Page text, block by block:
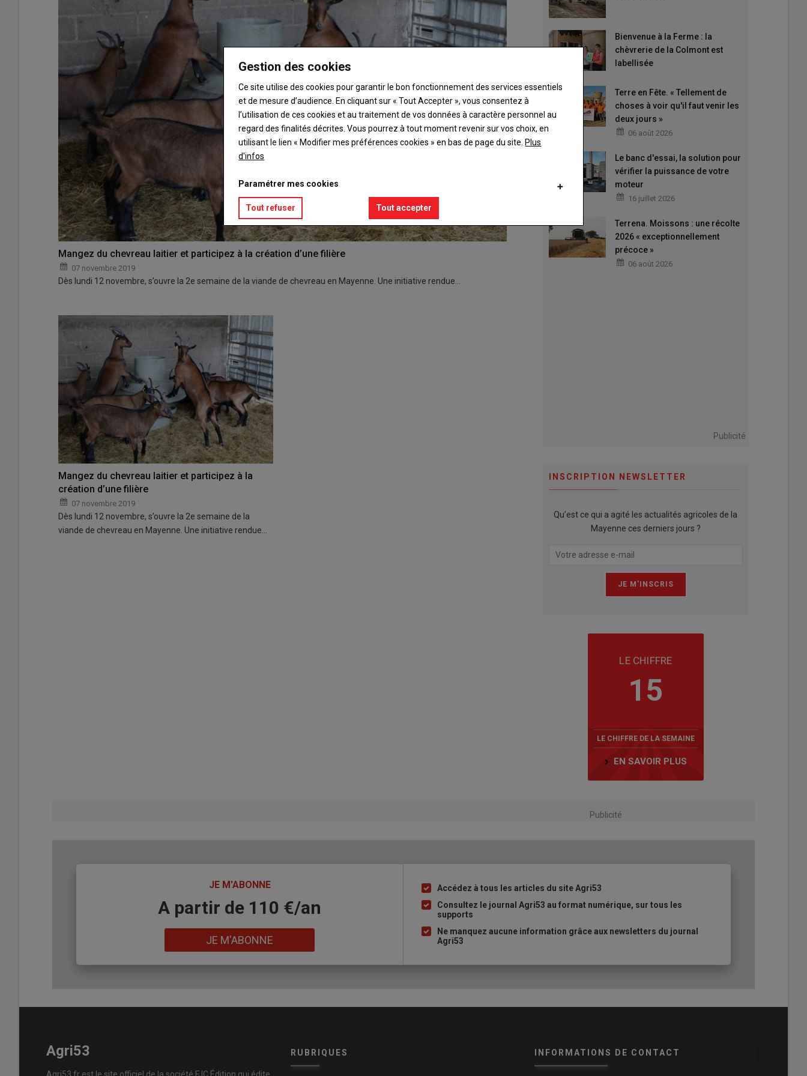
Mangez du chevreau laitier et participez à la création d’une filière
07 novembre 2019
Dès lundi 12 novembre, s’ouvre la 2e semaine de la viande de chevreau en Mayenne. Une initiative rendue…
Mangez du chevreau laitier et participez à la
création d’une filière
07 novembre 2019
Dès lundi 12 novembre, s’ouvre la 2e semaine de la
viande de chevreau en Mayenne. Une initiative rendue…
Bienvenue à la Ferme : la
chèvrerie de la Colmont est
labellisée
Terre en Fête. « Tellement de
choses à voir qu'il faut venir les
deux jours »
06 août 2026
Le banc d'essai, la solution pour
vérifier la puissance de votre
moteur
16 juillet 2026
Terrena. Moissons : une récolte
2026 « exceptionnellement
précoce »
06 août 2026
Publicité
INSCRIPTION NEWSLETTER
Qu’est ce qui a agité les actualités agricoles de la
Mayenne ces derniers jours ?
LE CHIFFRE
15
LE CHIFFRE DE LA SEMAINE
EN SAVOIR PLUS
Publicité
JE M'ABONNE
A partir de 110 €/an
JE M'ABONNE
Liste
à
puce
Accédez à tous les articles du site Agri53
Consultez le journal Agri53 au format numérique, sur tous les
supports
Ne manquez aucune information grâce aux newsletters du journal
Agri53
Agri53
Agri53.fr est le site officiel de la société FJC Édition qui édite
RUBRIQUES INFORMATIONS DE CONTACT
Gestion des cookies
Ce site utilise des cookies pour garantir le bon fonctionnement des services essentiels
et de mesure d’audience. En cliquant sur « Tout Accepter », vous consentez à
l’utilisation de ces cookies et au traitement de vos données à caractère personnel au
regard des finalités décrites. Vous pourrez à tout moment revenir sur vos choix, en
utilisant le lien « Modifier mes préférences cookies » en bas de page du site.Plus
d'infos
Paramétrer mes cookies
Tout refuser Tout accepter